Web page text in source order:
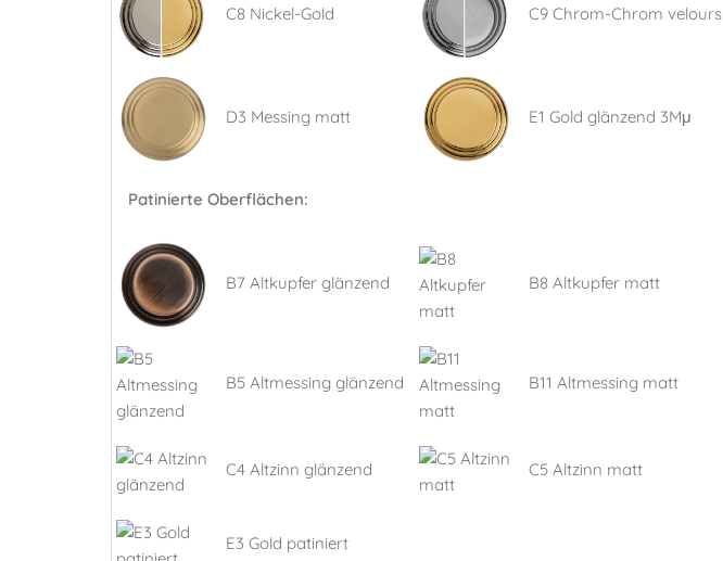
C8 Nickel-Gold C9 Chrom-Chrom velours
D3 Messing matt E1 Gold glänzend 3Mμ
Patinierte Oberflächen:
B7 Altkupfer glänzend B8 Altkupfer matt
B5 Altmessing glänzend B11 Altmessing matt
C4 Altzinn glänzend C5 Altzinn matt
E3 Gold patiniert